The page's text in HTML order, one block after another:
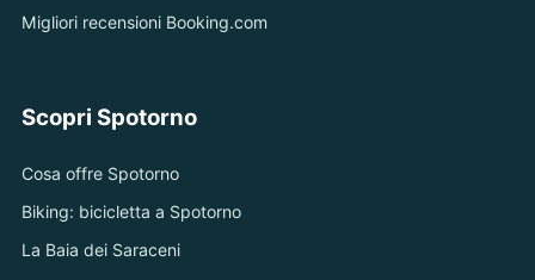
Migliori recensioni Booking.com
Scopri Spotorno
Cosa offre Spotorno
Biking: bicicletta a Spotorno
La Baia dei Saraceni